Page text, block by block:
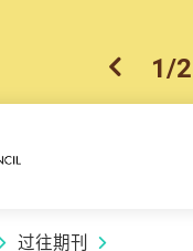
上一个
1/2
过往期刊